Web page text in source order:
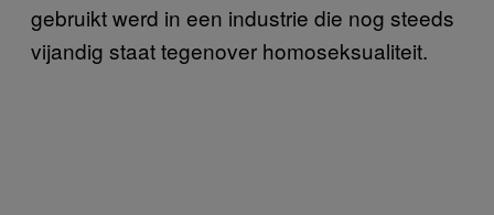
gebruikt werd in een industrie die nog steeds
vijandig staat tegenover homoseksualiteit.